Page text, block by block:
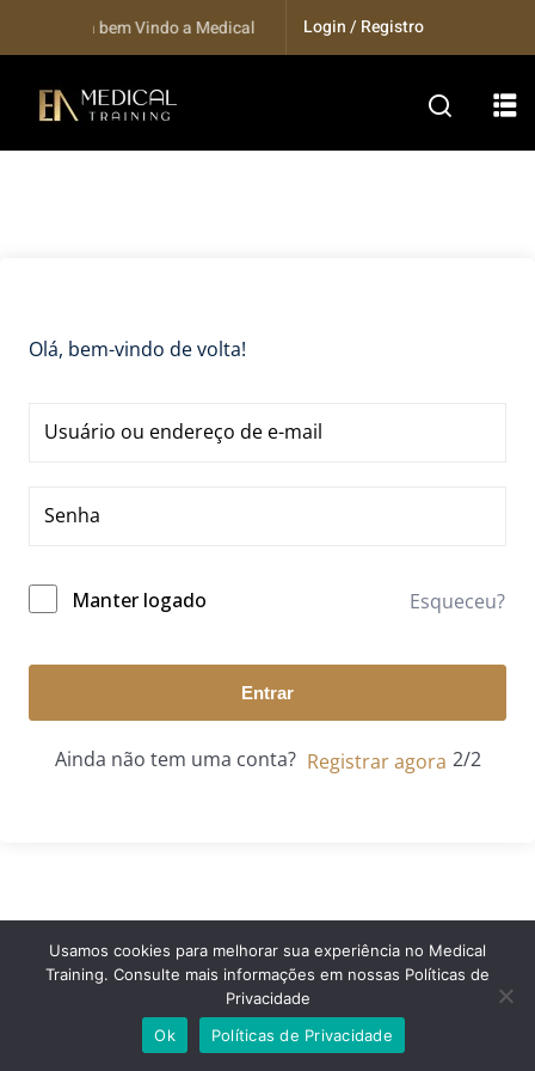
Seja bem Vindo a Medical Training...Login / Registro
Olá, bem-vindo de volta!
Manter logado Esqueceu?
Entrar
Ainda não tem uma conta? Registrar agora
© 2024 Medical Training. Todos os direitos reservados.
Usamos cookies para melhorar sua experiência no Medical
Training. Consulte mais informações em nossas Políticas de
Privacidade
Ok
Políticas de Privacidade